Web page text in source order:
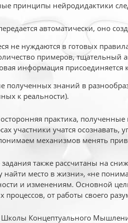
принципы нейродидактики
автоматически, оно
не нуждаются в готовых
примеров, тщательный
информация
полученных знаний в
к реальности).
практика,
участники учатся осознавать,
механизмов менять
задания также рассчитаны на
найти место в жизни», «не
и изменениям. Основной
процессов, от работы своего
Школы Концептуального